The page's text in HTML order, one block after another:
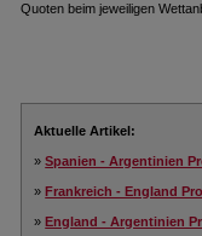
Quoten beim jeweiligen
Aktuelle Artikel:
»Spanien - Argentinien
»Frankreich - England
»England - Argentinien